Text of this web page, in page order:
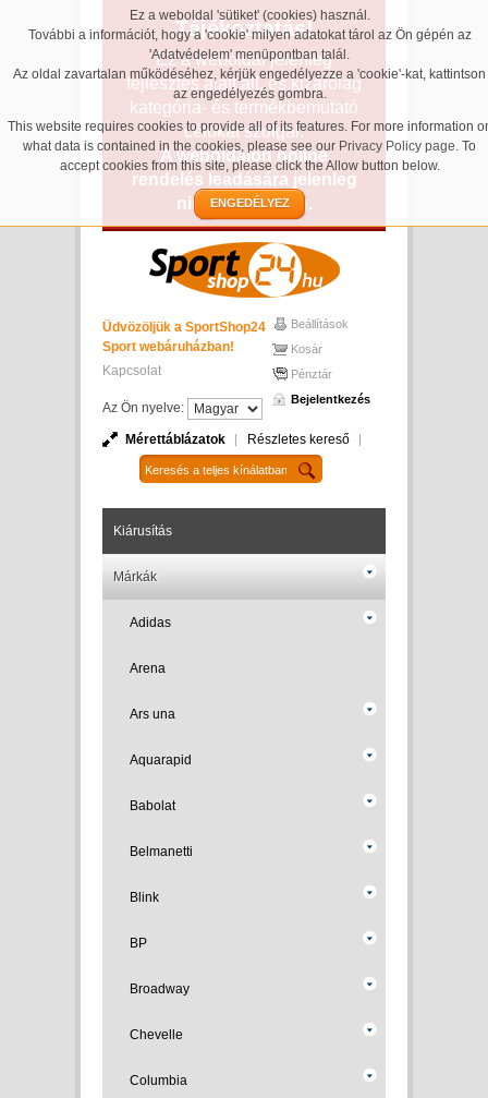
Ez a weboldal 'sütiket' (cookies) használ.
További a információt, hogy a 'cookie' milyen adatokat tárol az Ön gépén az
'Adatvédelem' menüpontban talál.
Az oldal zavartalan működéséhez, kérjük engedélyezze a 'cookie'-kat, kattintson
az engedélyezés gombra.
This website requires cookies to provide all of its features. For more information
what data is contained in the cookies, please see our Privacy Policy page. To
accept cookies from this site, please click the Allow button below.
ENGEDÉLYEZ
Tájékoztatás!
Ez a weboldal jelenleg
fejlesztés alatt áll, és kizárólag
kategória- és termékbemutató
célokat szolgál.
A weboldalon online
rendelés leadására jelenleg
nincs lehetőség.
Üdvözöljük a SportShop24
Sport webáruházban!
Kapcsolat
Az Ön nyelve:
Beállítások
Kosár
Pénztár
Bejelentkezés
Mérettáblázatok Részletes kereső
Kiárusítás
Márkák
Adidas
Arena
Ars una
Aquarapid
Babolat
Belmanetti
Blink
BP
Broadway
Chevelle
Columbia